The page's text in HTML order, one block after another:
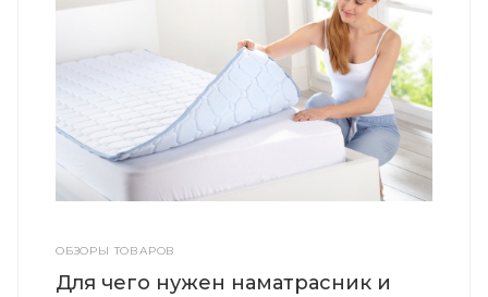
ОБЗОРЫ ТОВАРОВ
Для чего нужен наматрасник и